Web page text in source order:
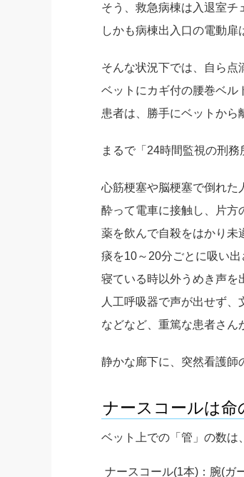
そう、救急病棟は入退室チ
しかも病棟出入口の電動扉
そんな状況下では、自ら点
ベットにカギ付の腰巻ベル
患者は、勝手にベットから
まるで「24時間監視の刑務
心筋梗塞や脳梗塞で倒れた
酔って電車に接触し、片方
薬を飲んで自殺をはかり未
痰を10～20分ごとに吸い出
寝ている時以外うめき声を
人工呼吸器で声が出せず、
などなど、重篤な患者さん
静かな廊下に、突然看護師
ナースコールは命
ベット上での「管」の数は
ナースコール(1本)：腕(ガ